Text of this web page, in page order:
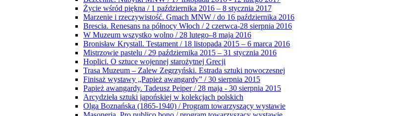
Życie wśród piękna / 1 października 2016 – 8 stycznia 2017
Marzenie i rzeczywistość. Gmach MNW / do 16 października 2016
Brescia. Renesans na północy Włoch / 2 czerwca-28 sierpnia 2016
W Muzeum wszystko wolno / 28 lutego–8 maja 2016
Bronisław Krystall. Testament / 18 listopada 2015 – 6 marca 2016
Mistrzowie pastelu / 29 października 2015 – 31 stycznia 2016
Hoplici. O sztuce wojennej starożytnej Grecji
Trasa Muzeum – Zalew Zegrzyński. Estrada sztuki nowoczesnej
Finisaż wystawy „Papież awangardy” / 30 sierpnia 2015
Papież awangardy. Tadeusz Peiper / 28 maja - 30 sierpnia 2015
Arcydzieła sztuki japońskiej w kolekcjach polskich
Olga Boznańska (1865-1940) / Program towarzyszący wystawie